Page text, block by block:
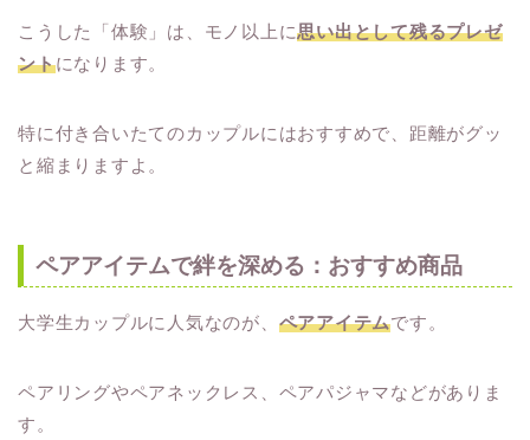
こうした「体験」は、モノ以上に思い出として残るプレゼ
ントになります。
特に付き合いたてのカップルにはおすすめで、距離がグッ
と縮まりますよ。
ペアアイテムで絆を深める：おすすめ商品
大学生カップルに人気なのが、 ペアアイテムです。
ペアリングやペアネックレス、ペアパジャマなどがありま
す。